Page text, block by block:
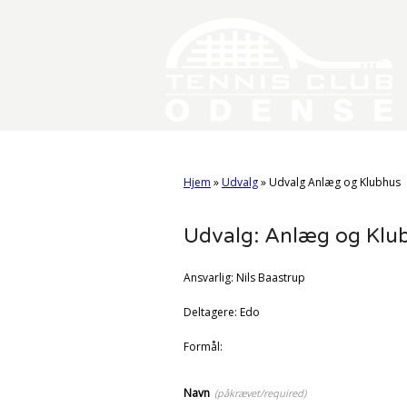
Hjem »Udvalg»Udvalg Anlæg og Klubhus
Udvalg: Anlæg og
Ansvarlig: Nils Baastrup
Deltagere: Edo
Formål:
Navn (påkrævet/required)